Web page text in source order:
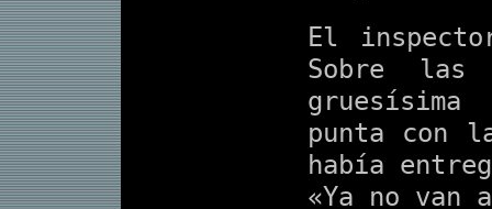
El
Sobre las
punta con
había
«Ya no van